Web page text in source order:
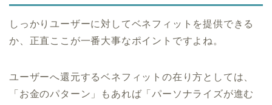
しっかりユーザーに対してベネフィットを提供できる
か、正直ここが一番大事なポイントですよね。
ユーザーへ還元するベネフィットの在り方としては、
「お金のパターン」もあれば「パーソナライズが進む